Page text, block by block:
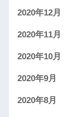
2020年12月
2020年11月
2020年10月
2020年9月
2020年8月